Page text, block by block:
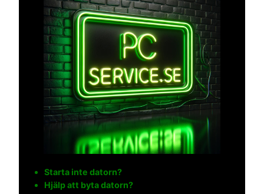
Starta inte datorn?
Hjälp att byta datorn?